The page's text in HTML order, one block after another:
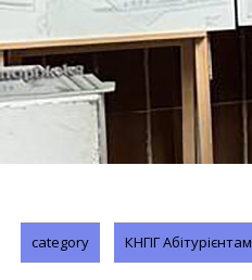
category КНГІГ Абітурієнтам